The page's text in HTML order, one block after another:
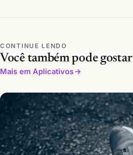
CONTINUE LENDO
Você também pode gostar
Mais em Aplicativos